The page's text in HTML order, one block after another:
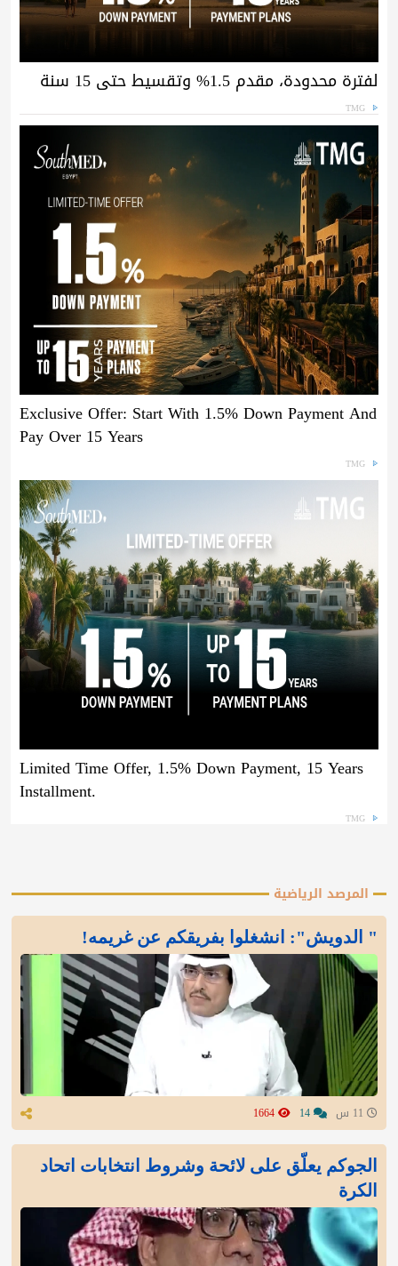
لفترة محدودة، مقدم 1.5% وتقسيط حتى 15 سنة
TMG
Exclusive Offer: Start With 1.5% Down Payment And
Pay Over 15 Years
TMG
Limited Time Offer, 1.5% Down Payment, 15 Years
Installment.
TMG
المرصد الرياضية
" الدويش": انشغلوا بفريقكم عن غريمه!
الجوكم يعلّق على لائحة وشروط انتخابات اتحاد
الكرة